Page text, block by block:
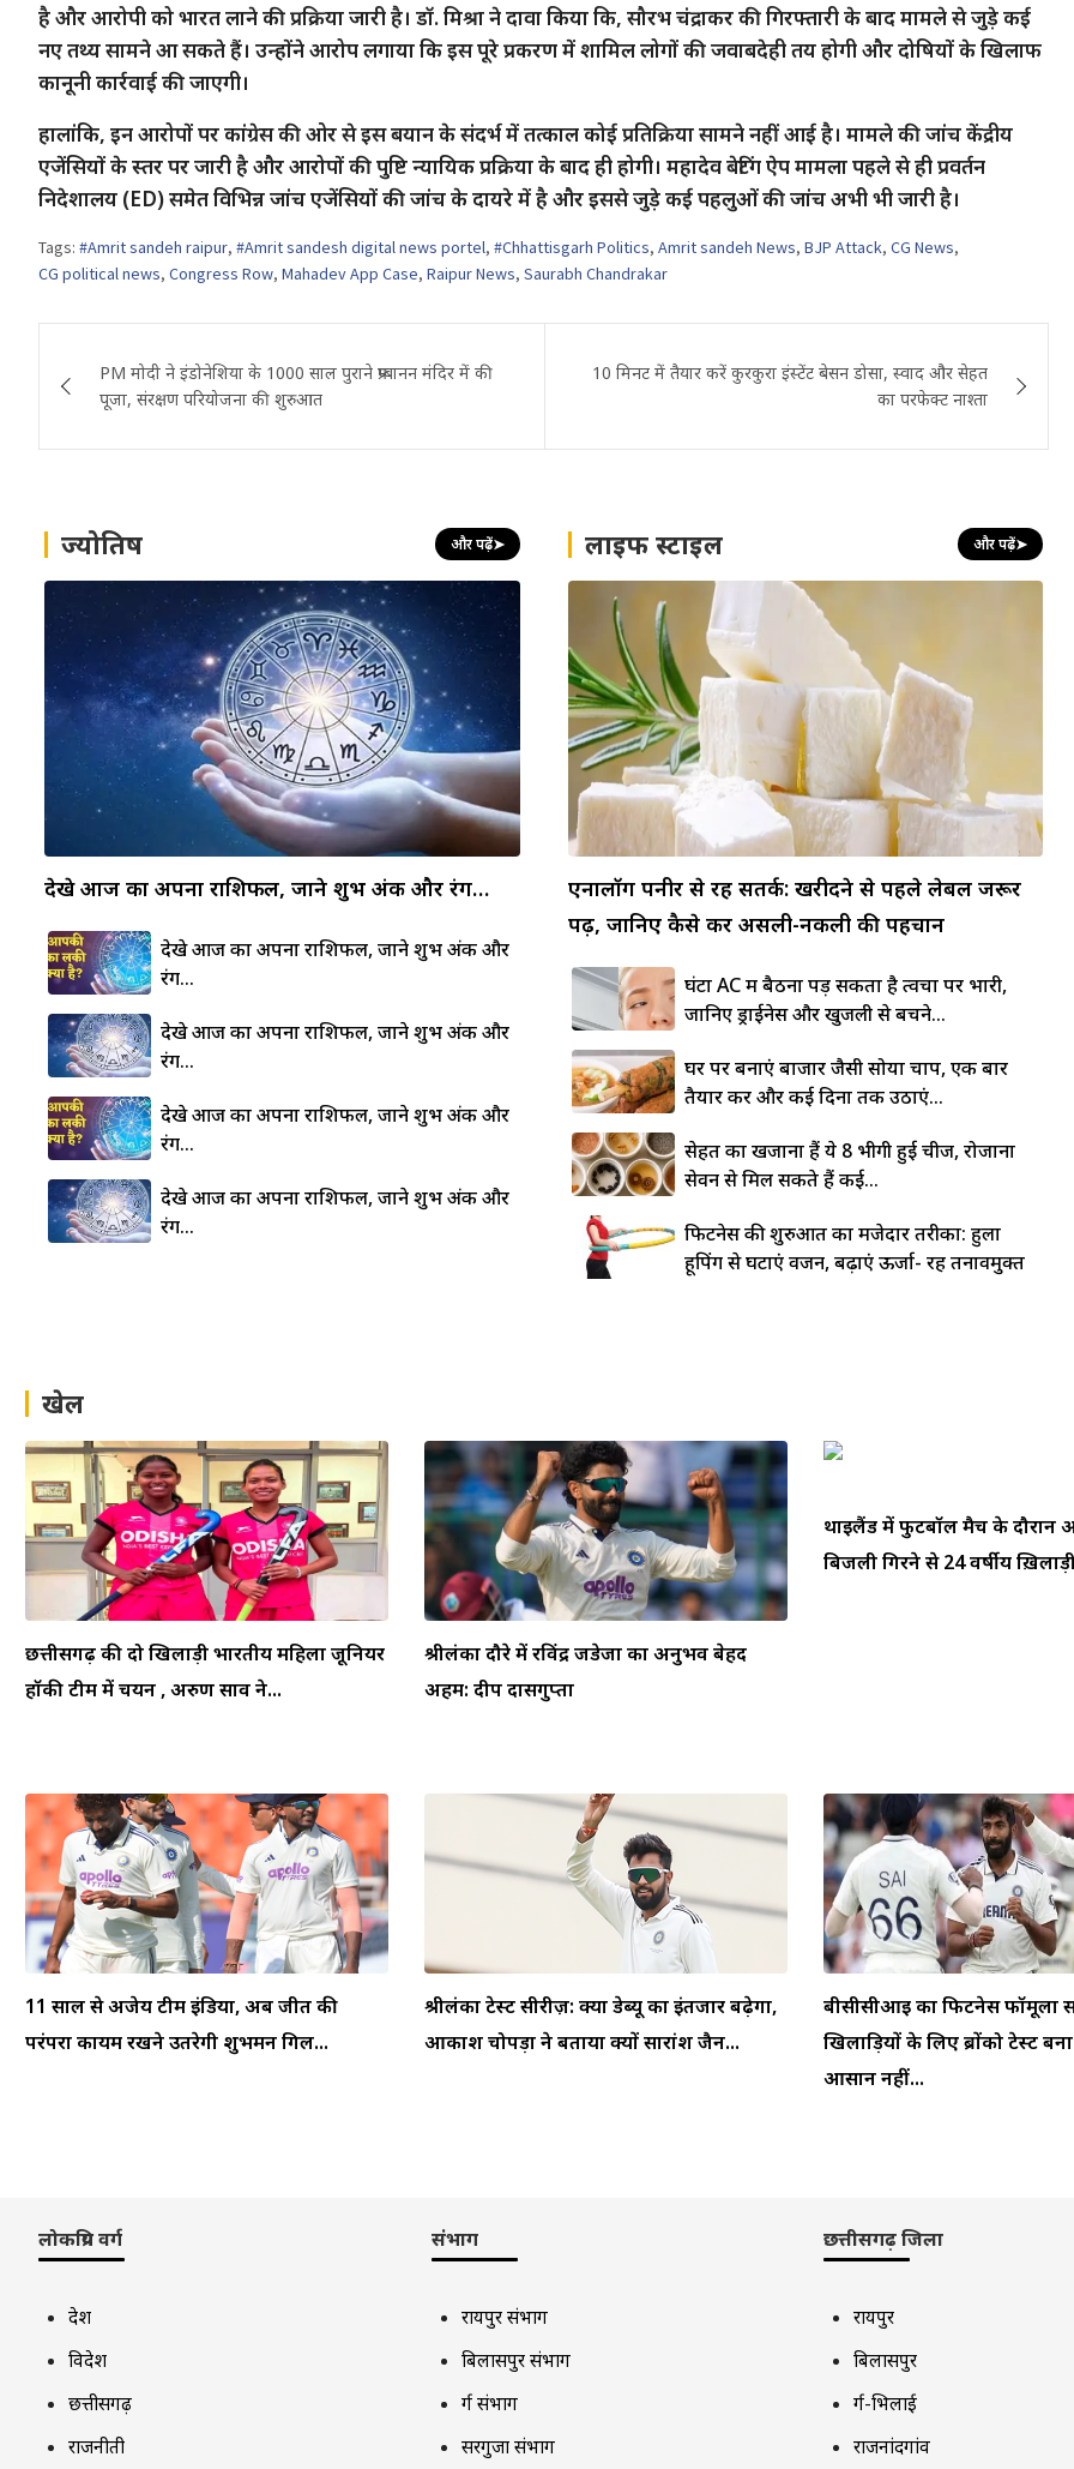
है और आरोपी को भारत लाने की प्रक्रिया जारी है। डॉ. मिश्रा ने दावा किया कि, सौरभ चंद्राकर की गिरफ्तारी के बाद मामले से जुड़े कई
नए तथ्य सामने आ सकते हैं। उन्होंने आरोप लगाया कि इस पूरे प्रकरण में शामिल लोगों की जवाबदेही तय होगी और दोषियों के खिलाफ
कानूनी कार्रवाई की जाएगी।
हालांकि, इन आरोपों पर कांग्रेस की ओर से इस बयान के संदर्भ में तत्काल कोई प्रतिक्रिया सामने नहीं आई है। मामले की जांच केंद्रीय
एजेंसियों के स्तर पर जारी है और आरोपों की पुष्टि न्यायिक प्रक्रिया के बाद ही होगी। महादेव बेटिंग ऐप मामला पहले से ही प्रवर्तन
निदेशालय (ED) समेत विभिन्न जांच एजेंसियों की जांच के दायरे में है और इससे जुड़े कई पहलुओं की जांच अभी भी जारी है।
Tags: #Amrit sandeh raipur, #Amrit sandesh digital news portel, #Chhattisgarh Politics, Amrit sandeh News, BJP Attack, CG News,
CG political news, Congress Row, Mahadev App Case, Raipur News, Saurabh Chandrakar
navigation
PM मोदी ने इंडोनेशिया के 1000 साल पुराने प्रम्बानन मंदिर में की
पूजा, संरक्षण परियोजना की शुरुआत
10 मिनट में तैयार करें कुरकुरा इंस्टेंट बेसन डोसा, स्वाद और सेहत
का परफेक्ट नाश्ता
ज्योतिष और पढ़ें➤
देखे आज का अपना राशिफल, जाने शुभ अंक और रंग…
देखे आज का अपना राशिफल, जाने शुभ अंक और
रंग…
देखे आज का अपना राशिफल, जाने शुभ अंक और
रंग…
देखे आज का अपना राशिफल, जाने शुभ अंक और
रंग…
देखे आज का अपना राशिफल, जाने शुभ अंक और
रंग…
लाइफ स्टाइल और पढ़ें➤
एनालॉग पनीर से रहें सतर्क: खरीदने से पहले लेबल जरूर
पढ़ें, जानिए कैसे करें असली-नकली की पहचान
घंटों AC में बैठना पड़ सकता है त्वचा पर भारी,
जानिए ड्राईनेस और खुजली से बचने...
घर पर बनाएं बाजार जैसी सोया चाप, एक बार
तैयार करें और कई दिनों तक उठाएं...
सेहत का खजाना हैं ये 8 भीगी हुई चीजें, रोजाना
सेवन से मिल सकते हैं कई...
फिटनेस की शुरुआत का मजेदार तरीका: हुला
हूपिंग से घटाएं वजन, बढ़ाएं ऊर्जा- रहें तनावमुक्त
खेल
छत्तीसगढ़ की दो खिलाड़ी भारतीय महिला जूनियर
हॉकी टीम में चयन , अरुण साव ने...
श्रीलंका दौरे में रविंद्र जडेजा का अनुभव बेहद
अहम: दीप दासगुप्ता
थाईलैंड में फुटबॉल मैच के दौरान
बिजली गिरने से 24 वर्षीय
11 साल से अजेय टीम इंडिया, अब जीत की
परंपरा कायम रखने उतरेगी शुभमन गिल...
श्रीलंका टेस्ट सीरीज़: क्या डेब्यू का इंतजार बढ़ेगा,
आकाश चोपड़ा ने बताया क्यों सारांश जैन...
बीसीसीआई का फिटनेस फॉर्मूला
खिलाड़ियों के लिए ब्रोंको टेस्ट
आसान नहीं...
लोकप्रिय वर्ग
देश
विदेश
छत्तीसगढ़
राजनीती
संभाग
रायपुर संभाग
बिलासपुर संभाग
दुर्ग संभाग
सरगुजा संभाग
छत्तीसगढ़ जिला
रायपुर
बिलासपुर
दुर्ग-भिलाई
राजनांदगांव